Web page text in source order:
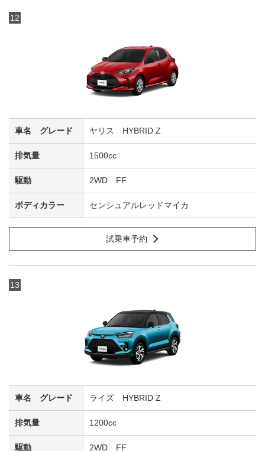
12
ヤリス HYBRID Z
1500cc
2WD FF
センシュアルレッドマイカ
試乗車予約
13
ライズ HYBRID Z
1200cc
2WD FF